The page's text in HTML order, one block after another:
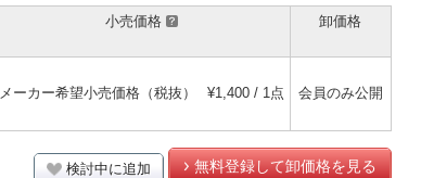
小売価格 卸価格
メーカー希望小売価格（税抜） ¥1,400 / 1点 会員のみ公開
検討中に追加 無料登録して卸価格を見る